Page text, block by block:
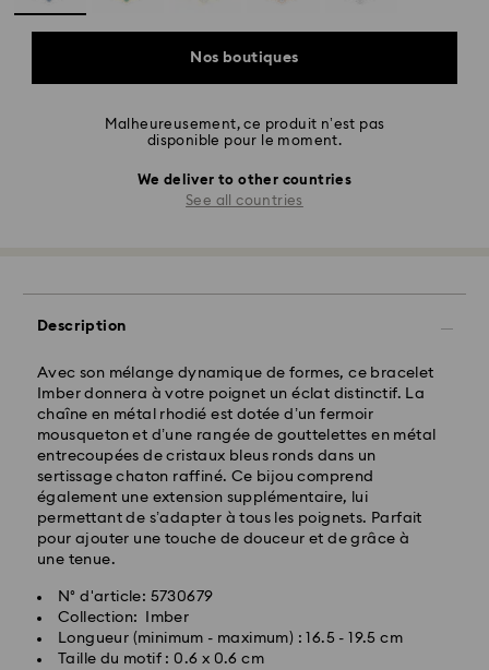
Nos boutiques
Malheureusement, ce produit n’est pas
disponible pour le moment.
We deliver to other countries
See all countries
Description
Avec son mélange dynamique de formes, ce bracelet
Imber donnera à votre poignet un éclat distinctif. La
chaîne en métal rhodié est dotée d’un fermoir
mousqueton et d’une rangée de gouttelettes en métal
entrecoupées de cristaux bleus ronds dans un
sertissage chaton raffiné. Ce bijou comprend
également une extension supplémentaire, lui
permettant de s’adapter à tous les poignets. Parfait
pour ajouter une touche de douceur et de grâce à
une tenue.
N° d'article: 5730679
Collection: Imber
Longueur (minimum - maximum) : 16.5 - 19.5 cm
Taille du motif : 0.6 x 0.6 cm